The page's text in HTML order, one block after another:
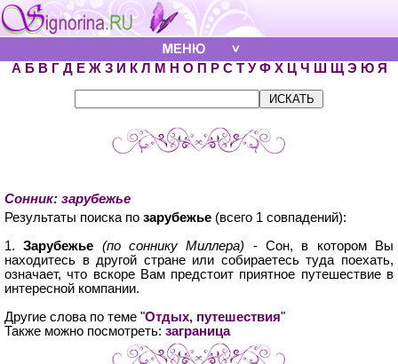
А Б В Г Д Е Ж З И К Л М Н О П Р С Т У Ф Х Ц Ч Ш Щ Э Ю Я
Сонник: зарубежье
Результаты поиска по зарубежье (всего 1 совпадений):
1.Зарубежье (по соннику Миллера) - Сон, в котором Вы
находитесь в другой стране или собираетесь туда поехать,
означает, что вскоре Вам предстоит приятное путешествие в
интересной компании.
Другие слова по теме "Отдых, путешествия"
Также можно посмотреть: заграница